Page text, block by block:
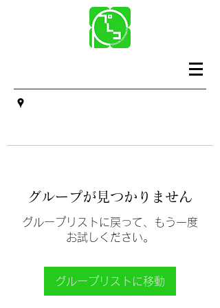
グループが見つかりません
グループリストに戻って、もう一度
お試しください。
グループリストに移動